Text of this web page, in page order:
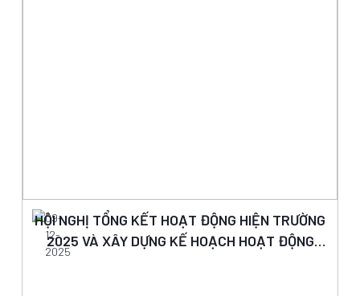
HỘI NGHỊ TỔNG KẾT HOẠT ĐỘNG HIỆN TRƯỜNG
2025 VÀ XÂY DỰNG KẾ HOẠCH HOẠT ĐỘNG
09-
12-
2025